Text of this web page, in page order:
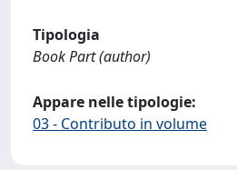
Tipologia
Book Part (author)
Appare nelle tipologie:
03 - Contributo in volume